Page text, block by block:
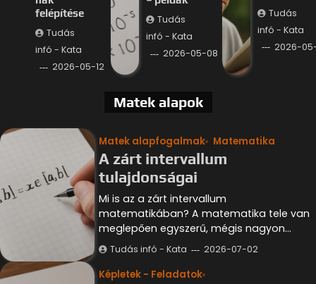
felépítése
Tudás
infó - Kata
2026-05-12
Tudás
infó - Kata
2026-05-08
Tudás
infó - Kata
2026-
Matek alapok
Matek alapfogalmak Matematika
A zárt intervallum
tulajdonságai
Mi is az a zárt intervallum
matematikában? A matematika tele van
meglepően egyszerű, mégis nagyon…
Tudás infó - Kata 2026-07-02
Képletek - Feladatok